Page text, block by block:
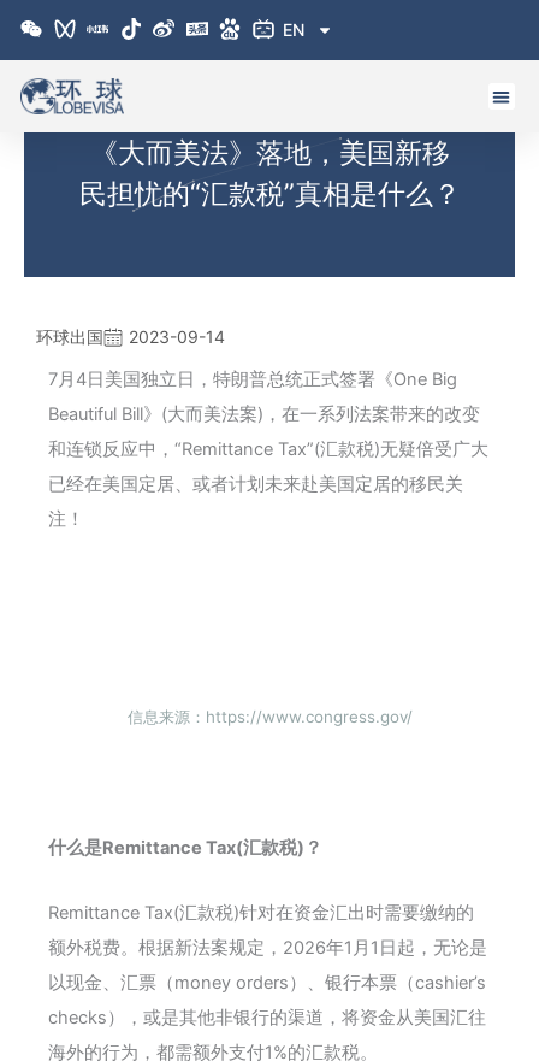
EN
《大而美法》落地，美国新移
民担忧的“汇款税”真相是什么？
环球出国 2023-09-14
7月4日美国独立日，特朗普总统正式签署《One Big
Beautiful Bill》(大而美法案)，在一系列法案带来的改变
和连锁反应中，“Remittance Tax”(汇款税)无疑倍受广大
已经在美国定居、或者计划未来赴美国定居的移民关
注！
信息来源：https://www.congress.gov/
什么是Remittance Tax(汇款税)？
Remittance Tax(汇款税)针对在资金汇出时需要缴纳的
额外税费。根据新法案规定，2026年1月1日起，无论是
以现金、汇票（money orders）、银行本票（cashier’s
checks），或是其他非银行的渠道，将资金从美国汇往
海外的行为，都需额外支付1%的汇款税。